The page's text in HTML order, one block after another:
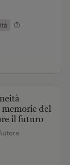
memorie del
il futuro